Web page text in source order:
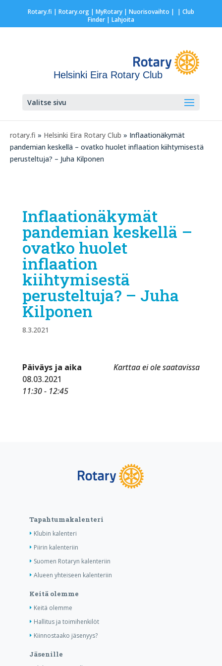
Rotary.fi | Rotary.org| MyRotary | Nuorisovaihto | | Club
Finder| Lahjoita
Helsinki Eira Rotary Club
Valitse sivu
rotary.fi » Helsinki Eira Rotary Club » Inflaationäkymät
pandemian keskellä – ovatko huolet inflaation kiihtymisestä
perusteltuja? – Juha Kilponen
Inflaationäkymät
pandemian keskellä –
ovatko huolet
inflaation
kiihtymisestä
perusteltuja? – Juha
Kilponen
8.3.2021
Karttaa ei ole saatavissa
Päiväys ja aika
08.03.2021
11:30 - 12:45
Tapahtumakalenteri
Klubin kalenteri
Piirin kalenteriin
Suomen Rotaryn kalenteriin
Alueen yhteiseen kalenteriin
Keitä olemme
Keitä olemme
Hallitus ja toimihenkilöt
Kiinnostaako jäsenyys?
Jäsenille